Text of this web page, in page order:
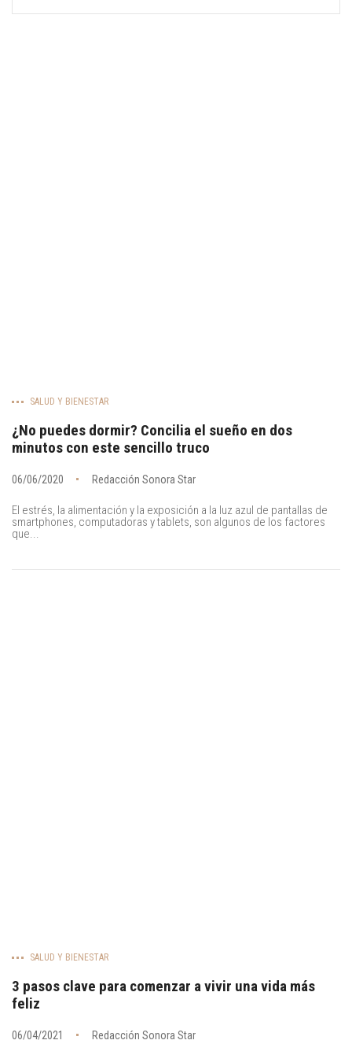
SALUD Y BIENESTAR
¿No puedes dormir? Concilia el sueño en dos
minutos con este sencillo truco
06/06/2020 Redacción Sonora Star
El estrés, la alimentación y la exposición a la luz azul de pantallas de
smartphones, computadoras y tablets, son algunos de los factores
que...
SALUD Y BIENESTAR
3 pasos clave para comenzar a vivir una vida más
feliz
06/04/2021 Redacción Sonora Star